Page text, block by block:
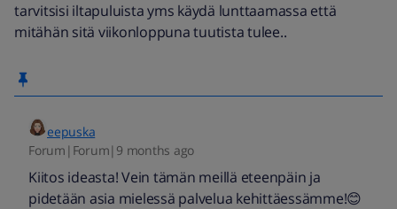
tarvitsisi iltapuluista yms käydä lunttaamassa että
mitähän sitä viikonloppuna tuutista tulee..
eepuska
Forum|Forum|9 months ago
Kiitos ideasta! Vein tämän meillä eteenpäin ja
pidetään asia mielessä palvelua kehittäessämme!😊